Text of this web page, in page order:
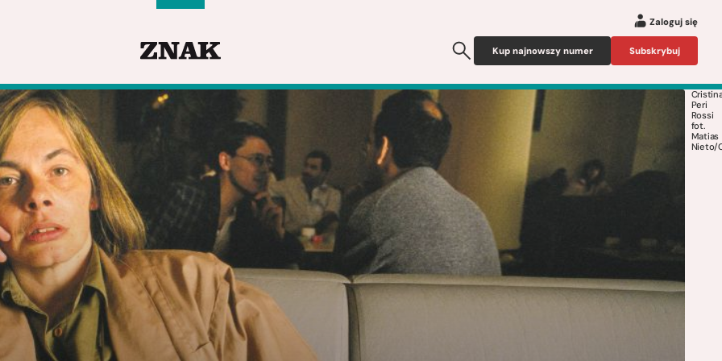
Zaloguj się
Kup najnowszy numer Subskrybuj
Peri
Rossi
fot.
Matias
Nieto/